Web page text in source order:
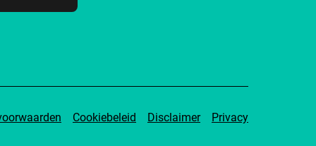
Cookiebeleid Disclaimer Privacy